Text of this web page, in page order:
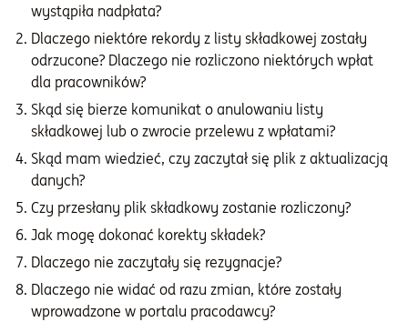
wystąpiła nadpłata?
Dlaczego niektóre rekordy z listy składkowej zostały
odrzucone? Dlaczego nie rozliczono niektórych wpłat
dla pracowników?
Skąd się bierze komunikat o anulowaniu listy
składkowej lub o zwrocie przelewu z wpłatami?
Skąd mam wiedzieć, czy zaczytał się plik z aktualizacją
danych?
Czy przesłany plik składkowy zostanie rozliczony?
Jak mogę dokonać korekty składek?
Dlaczego nie zaczytały się rezygnacje?
Dlaczego nie widać od razu zmian, które zostały
wprowadzone w portalu pracodawcy?